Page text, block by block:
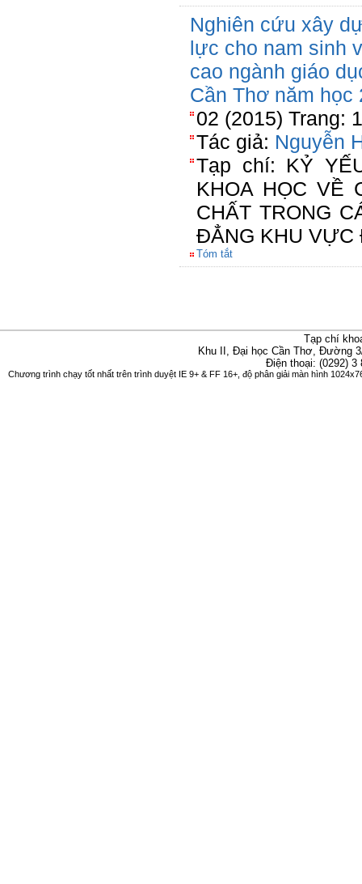
Nghiên cứu xây
lực cho nam sinh
cao ngành giáo
Cần Thơ năm học
02 (2015) Trang:
Tác giả: Nguyễn
Tạp chí: KỶ
KHOA HỌC VỀ
CHẤT TRONG
ĐẲNG KHU VỰC
Tóm tắt
Tạp chí
Khu II, Đại học Cần Thơ, Đường
Điện thoại: (0292)
Chương trình chạy tốt nhất trên trình duyệt IE 9+ & FF 16+, độ phân giải màn hình